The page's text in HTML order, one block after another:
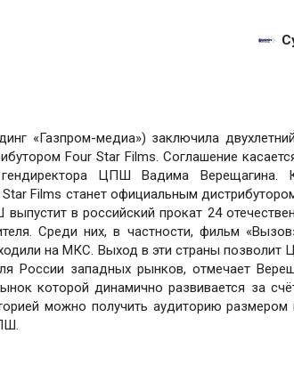
«Газпром-медиа») заключила
Four Star Films. Соглашение
ЦПШ Вадима Верещагина.
Star Films станет официальным
в российский прокат 24
Среди них, в частности, фильм
на МКС. Выход в эти страны позволит
России западных рынков, отмечает
которой динамично развивается за
можно получить аудиторию